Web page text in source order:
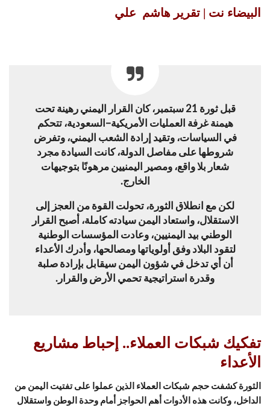
البيضاء نت | تقرير هاشم علي
قبل ثورة 21 سبتمبر، كان القرار اليمني رهينة تحت
هيمنة غرفة العمليات الأمريكية–السعودية، تتحكم
في السياسات، وتقيد إرادة الشعب اليمني، وتفرض
شروطها على مفاصل الدولة، كانت السيادة مجرد
شعار بلا واقع، ومصير اليمنيين مرهونًا بتوجيهات
الخارج.
لكن مع انطلاق الثورة، تحولت القوة من العجز إلى
الاستقلال، واستعاد اليمن سيادته كاملة، أصبح القرار
الوطني بيد اليمنيين، وعادت المؤسسات الوطنية
لتقود البلاد وفق أولوياتها ومصالحها، وأدرك الأعداء
أن أي تدخل في شؤون اليمن سيقابل بإرادة صلبة
وقدرة استراتيجية تحمي الأرض والقرار.
تفكيك شبكات العملاء.. إحباط مشاريع
الأعداء
الثورة كشفت حجم شبكات العملاء الذين عملوا على تفتيت اليمن من
الداخل، وكانت هذه الأدوات أهم الحواجز أمام وحدة الوطن واستقلال